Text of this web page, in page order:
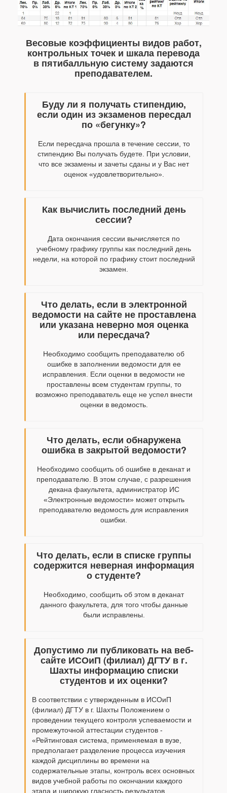
Весовые коэффициенты видов работ,
контрольных точек и шкала перевода
в пятибалльную систему задаются
преподавателем.
Буду ли я получать стипендию,
если один из экзаменов пересдал
по «бегунку»?
Если пересдача прошла в течение сессии, то
стипендию Вы получать будете. При условии,
что все экзамены и зачеты сданы и у Вас нет
оценок «удовлетворительно».
Как вычислить последний день
сессии?
Дата окончания сессии вычисляется по
учебному графику группы как последний день
недели, на которой по графику стоит последний
экзамен.
Что делать, если в электронной
ведомости на сайте не проставлена
или указана неверно моя оценка
или пересдача?
Необходимо сообщить преподавателю об
ошибке в заполнении ведомости для ее
исправления. Если оценки в ведомости не
проставлены всем студентам группы, то
возможно преподаватель еще не успел внести
оценки в ведомость.
Что делать, если обнаружена
ошибка в закрытой ведомости?
Необходимо сообщить об ошибке в деканат и
преподавателю. В этом случае, с разрешения
декана факультета, администратор ИС
«Электронные ведомости» может открыть
преподавателю ведомость для исправления
ошибки.
Что делать, если в списке группы
содержится неверная информация
о студенте?
Необходимо, сообщить об этом в деканат
данного факультета, для того чтобы данные
были исправлены.
Допустимо ли публиковать на веб-
сайте ИСОиП (филиал) ДГТУ в г.
Шахты информацию списки
студентов и их оценки?
В соответствии с утвержденным в ИСОиП
(филиал) ДГТУ в г. Шахты Положением о
проведении текущего контроля успеваемости и
промежуточной аттестации студентов -
«Рейтинговая система, применяемая в вузе,
предполагает разделение процесса изучения
каждой дисциплины во времени на
содержательные этапы, контроль всех основных
видов учебной работы по окончании каждого
этапа и широкую гласность результатов